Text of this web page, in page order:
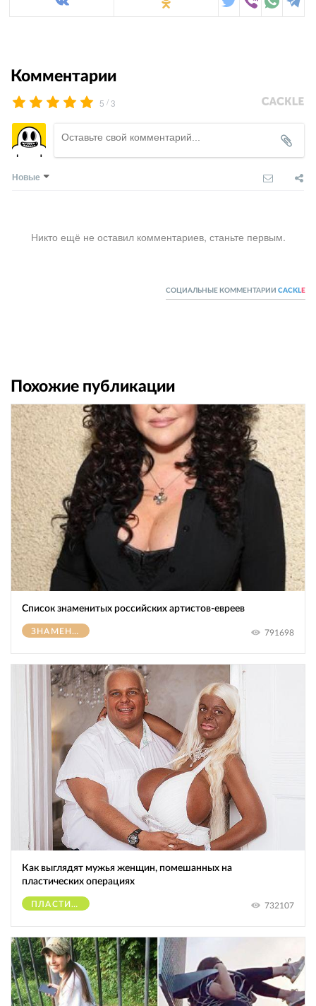
Комментарии
5 /3
Новые
Никто ещё не оставил комментариев, станьте первым.
СОЦИАЛЬНЫЕ КОММЕНТАРИИ CACKL E
Похожие публикации
Список знаменитых российских артистов-евреев
ЗНАМЕНИТОСТИ 791698
Как выглядят мужья женщин, помешанных на
пластических операциях
ПЛАСТИЧЕСКИЕ ОПЕРАЦИИ 732107